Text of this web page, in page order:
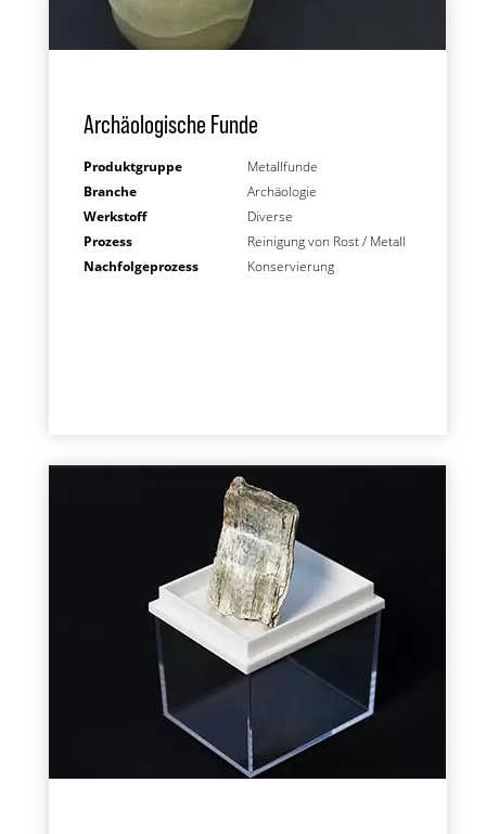
Archäologische Funde
Produktgruppe
Metallfunde
Branche
Archäologie
Werkstoff
Diverse
Prozess
Reinigung von Rost / Metall
Nachfolgeprozess
Konservierung